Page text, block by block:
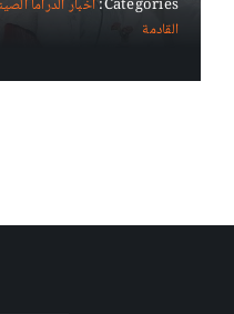
Categories: أخبار الدراما
القادمة